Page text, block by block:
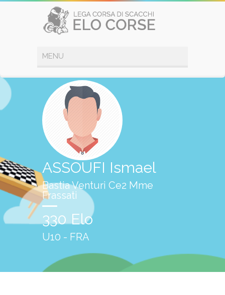
ASSOUFI Ismael
Bastia Venturi Ce2 Mme
Frassati
330 Elo
U10 - FRA